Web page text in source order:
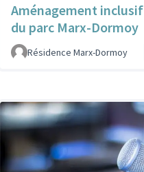
Aménagement inclusif
du parc Marx-Dormoy
Résidence Marx-Dormoy